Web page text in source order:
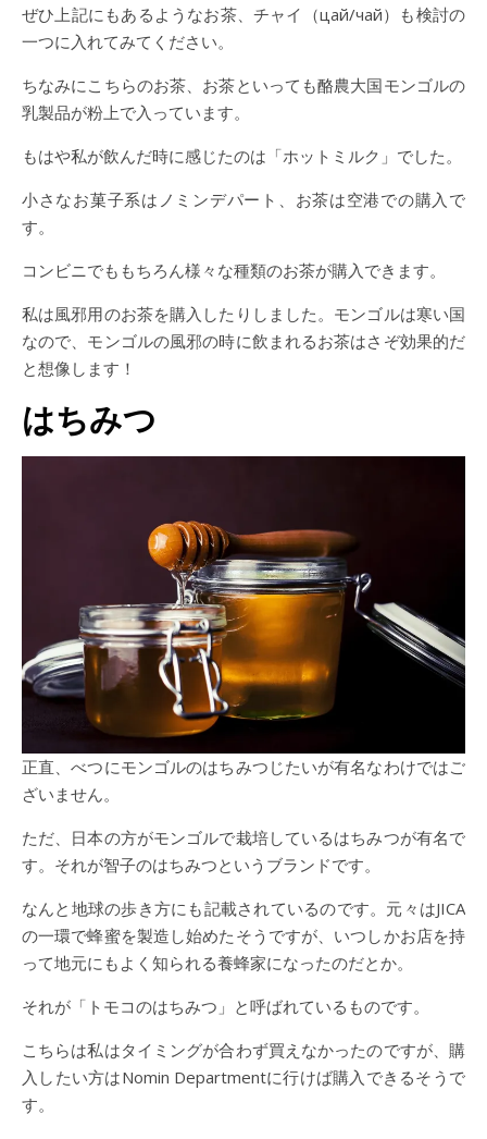
ぜひ上記にもあるようなお茶、チャイ（цай/чай）も検討の
一つに入れてみてください。
ちなみにこちらのお茶、お茶といっても酪農大国モンゴルの
乳製品が粉上で入っています。
もはや私が飲んだ時に感じたのは「ホットミルク」でした。
小さなお菓子系はノミンデパート、お茶は空港での購入で
す。
コンビニでももちろん様々な種類のお茶が購入できます。
私は風邪用のお茶を購入したりしました。モンゴルは寒い国
なので、モンゴルの風邪の時に飲まれるお茶はさぞ効果的だ
と想像します！
はちみつ
正直、べつにモンゴルのはちみつじたいが有名なわけではご
ざいません。
ただ、日本の方がモンゴルで栽培しているはちみつが有名で
す。それが智子のはちみつというブランドです。
なんと地球の歩き方にも記載されているのです。元々はJICA
の一環で蜂蜜を製造し始めたそうですが、いつしかお店を持
って地元にもよく知られる養蜂家になったのだとか。
それが「トモコのはちみつ」と呼ばれているものです。
こちらは私はタイミングが合わず買えなかったのですが、購
入したい方はNomin Departmentに行けば購入できるそうで
す。